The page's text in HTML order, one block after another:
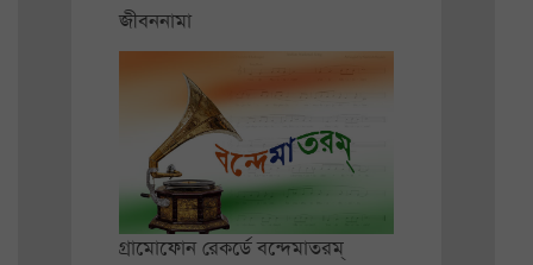
জীবননামা
গ্রামোফোন রেকর্ডে বন্দেমাতরম্